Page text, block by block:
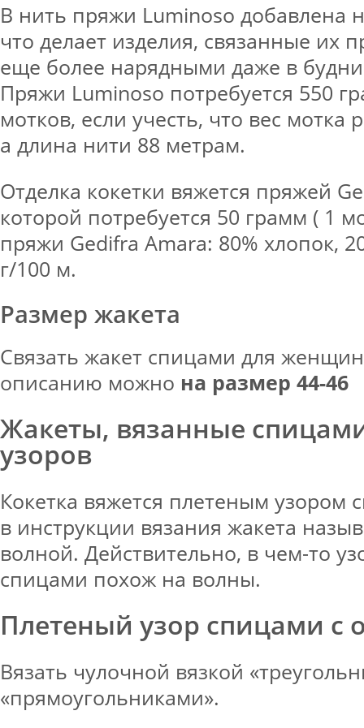
В нить пряжи Luminoso добавлена
что делает изделия, связанные их
еще более нарядными даже в
Пряжи Luminoso потребуется 550
мотков, если учесть, что вес мотка
а длина нити 88 метрам.
Отделка кокетки вяжется пряжей
которой потребуется 50 грамм ( 1
пряжи Gedifra Аmara: 80% хлопок,
г/100 м.
Размер жакета
Связать жакет спицами для
описанию можно на размер 44-46
Жакеты, вязанные
узоров
Кокетка вяжется плетеным узором
в инструкции вязания жакета
волной. Действительно, в чем-то
спицами похож на волны.
Плетеный узор спицами с
Вязать чулочной вязкой
«прямоугольниками».